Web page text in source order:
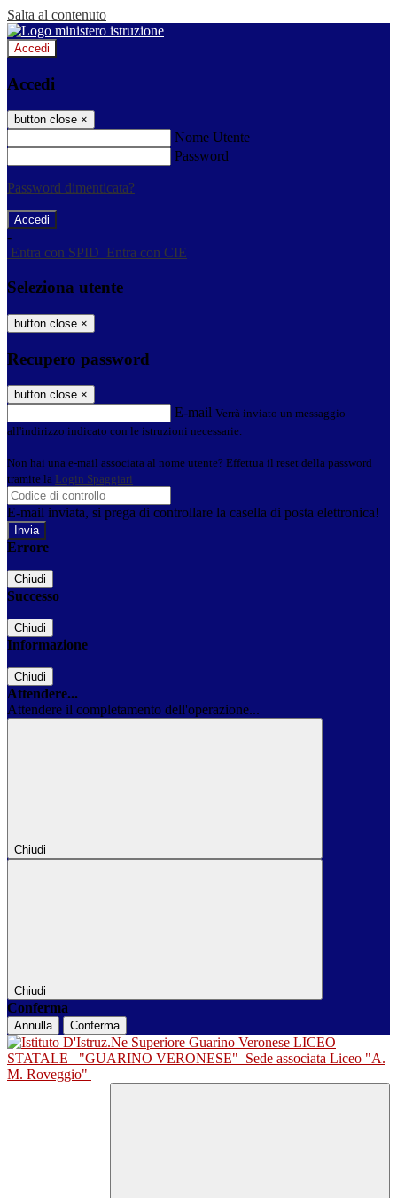
Salta al contenuto
Accedi
Accedi
button close ×
Nome Utente
Password
Password dimenticata?
-
Entra con SPID Entra con CIE
Seleziona utente
button close ×
Recupero password
button close ×
E-mail Verrà inviato un messaggio
all'indirizzo indicato con le istruzioni necessarie.
Non hai una e-mail associata al nome utente? Effettua il reset della password
tramite la Login Spaggiari
E-mail inviata, si prega di controllare la casella di posta elettronica!
Errore
Chiudi
Successo
Chiudi
Informazione
Chiudi
Attendere...
Attendere il completamento dell'operazione...
Chiudi
Chiudi
Conferma
Annulla Conferma
LICEO
STATALE
"GUARINO VERONESE" Sede associata Liceo "A.
M. Roveggio"